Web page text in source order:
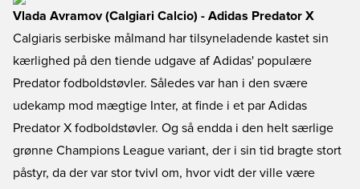
Vlada Avramov (Calgiari Calcio) - Adidas Predator X
Calgiaris serbiske målmand har tilsyneladende kastet sin
kærlighed på den tiende udgave af Adidas' populære
Predator fodboldstøvler. Således var han i den svære
udekamp mod mægtige Inter, at finde i et par Adidas
Predator X fodboldstøvler. Og så endda i den helt særlige
grønne Champions League variant, der i sin tid bragte stort
påstyr, da der var stor tvivl om, hvor vidt der ville være